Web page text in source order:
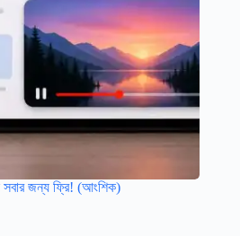
সবার জন্য ফ্রি! (আংশিক)